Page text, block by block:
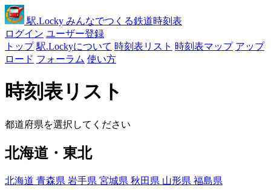
駅.Locky みんなでつくる鉄道時刻表
ログイン ユーザー登録
トップ 駅.Lockyについて 時刻表リスト 時刻表マップ アップ
ロード フォーラム 使い方
時刻表リスト
都道府県を選択してください
北海道・東北
北海道 青森県 岩手県 宮城県 秋田県 山形県 福島県